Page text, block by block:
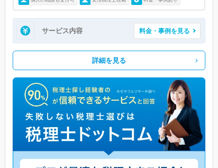
サービス内容 料金・事例を見る
詳細を見る